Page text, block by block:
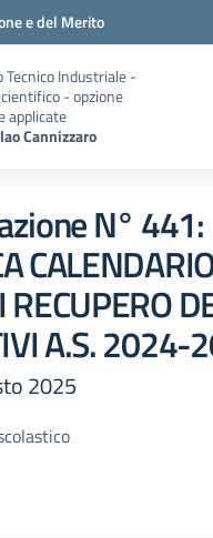
e del Merito
Industriale -
- opzione
applicate
Cannizzaro
N° 441:
A.S. 2024-
2025